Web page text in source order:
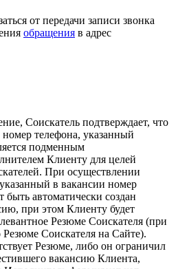
от передачи записи звонка
обращения в адрес
Соискатель подтверждает, что
телефона, указанный
подменным
Клиенту для целей
При осуществлении
в вакансии номер
автоматически создан
при этом Клиенту будет
Резюме Соискателя (при
Соискателя на Сайте).
Резюме, либо он ограничил
вакансию Клиента,